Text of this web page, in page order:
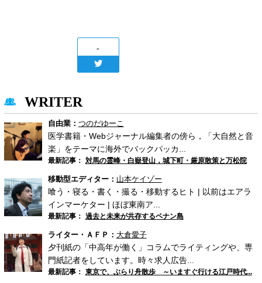
-
WRITER
自由業： つのだゆーこ
医学書籍・Webジャーナル編集者の傍ら，「大自然と音
楽」をテーマに海外でバックパッカ...
最新記事： 対馬の霊峰・白嶽登山，城下町・厳原散策と万松院
移動型エディター： 山本ケイゾー
喰う・寝る・書く・撮る・移動するヒト | 以前はエアラ
インマーケター | ほぼ東南ア...
最新記事： 過去と未来が共存するペナン島
ライター・ＡＦＰ： 大倉愛子
夕刊紙の「中高年が働く」コラムでライティングや、専
門紙記者をしています。時々求人広告...
最新記事： 東京で、ぶらり舟散歩 ～いますぐ行ける江戸時代...